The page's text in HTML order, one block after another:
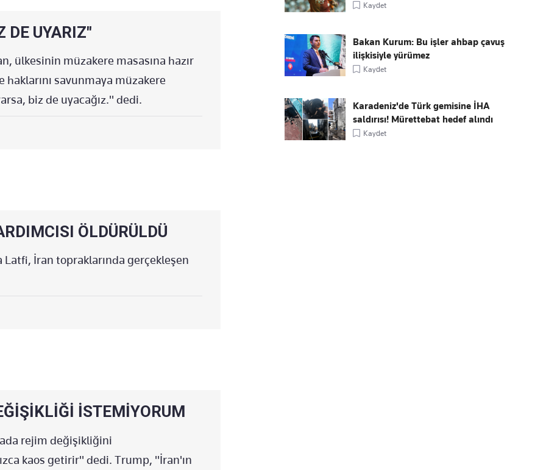
KARARI
DİYEREK DUYURDU!
DE UYARIZ"
ülkesinin müzakere masasına hazır
savunmaya müzakere
biz de uyacağız." dedi.
ÖLDÜRÜLDÜ
Latfi, İran topraklarında gerçekleşen
İSTEMİYORUM
rejim değişikliğini
kaos getirir" dedi. Trump, "İran'ın
Kaydet
Bakan Kurum: Bu işler ahbap çavuş
ilişkisiyle yürümez
Kaydet
Karadeniz'de Türk gemisine İHA
saldırısı! Mürettebat hedef alındı
Kaydet